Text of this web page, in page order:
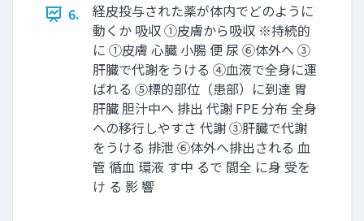
6.
経皮投与された薬が体内でどのように
動くか 吸収 ①皮膚から吸収 ※持続的
に ①皮膚 心臓 小腸 便 尿 ⑥体外へ ③
肝臓で代謝をうける ④血液で全身に運
ばれる ⑤標的部位（患部）に到達 胃
肝臓 胆汁中へ 排出 代謝 FPE 分布 全身
への移行しやすさ 代謝 ③肝臓で代謝
をうける 排泄 ⑥体外へ排出される 血
管 循血 環液 す中 るで 間全 に身 受を
け る 影 響